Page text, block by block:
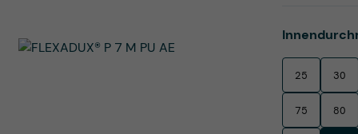
25 30
75 80